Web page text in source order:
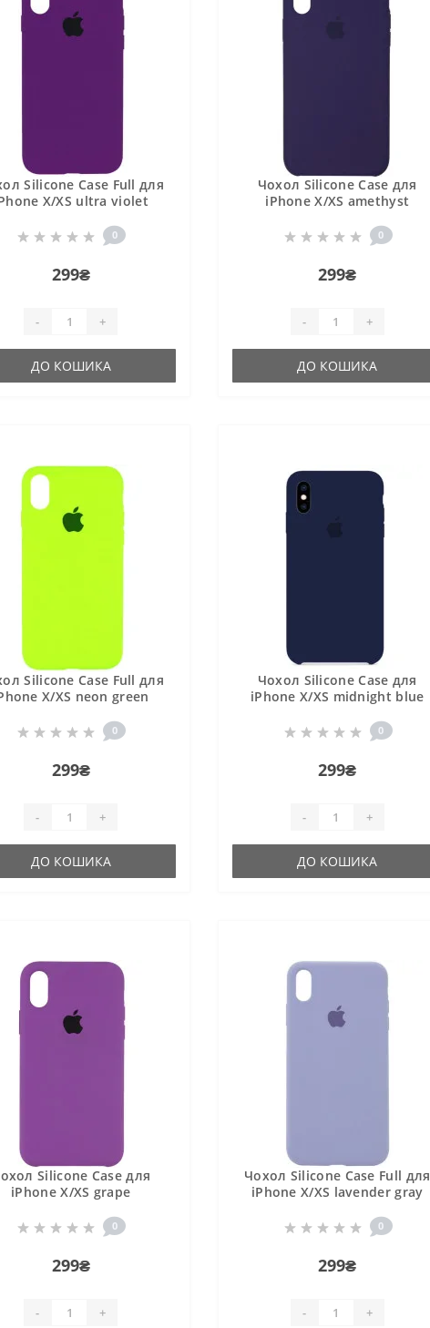
Silicone Case Full для
X/XS ultra violet
0
299₴
- +
ДО КОШИКА
Чохол Silicone Case для
iPhone X/XS amethyst
0
299₴
- +
ДО КОШИКА
Silicone Case Full для
X/XS neon green
0
299₴
- +
ДО КОШИКА
Чохол Silicone Case для
iPhone X/XS midnight blue
0
299₴
- +
ДО КОШИКА
Silicone Case для
iPhone X/XS grape
0
299₴
- +
Чохол Silicone Case Full для
iPhone X/XS lavender gray
0
299₴
- +